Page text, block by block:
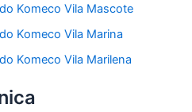
Komeco Vila Mascote
Komeco Vila Marina
Komeco Vila Marilena